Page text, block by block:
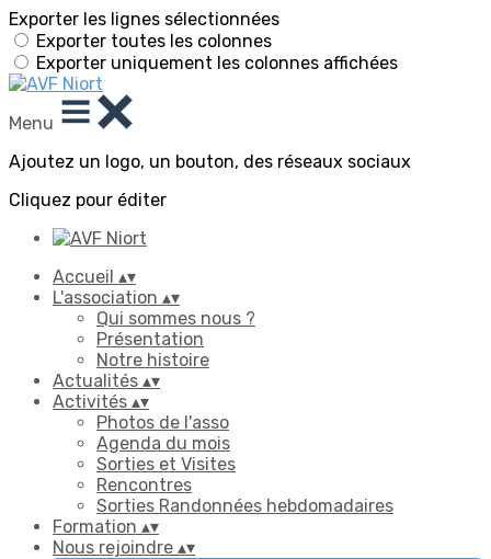
Exporter les lignes sélectionnées
Exporter toutes les colonnes
Exporter uniquement les colonnes affichées
Menu
Ajoutez un logo, un bouton, des réseaux sociaux
Cliquez pour éditer
Accueil ▴▾
L'association ▴▾
Qui sommes nous ?
Présentation
Notre histoire
Actualités ▴▾
Activités ▴▾
Photos de l'asso
Agenda du mois
Sorties et Visites
Rencontres
Sorties Randonnées hebdomadaires
Formation ▴▾
Nous rejoindre ▴▾